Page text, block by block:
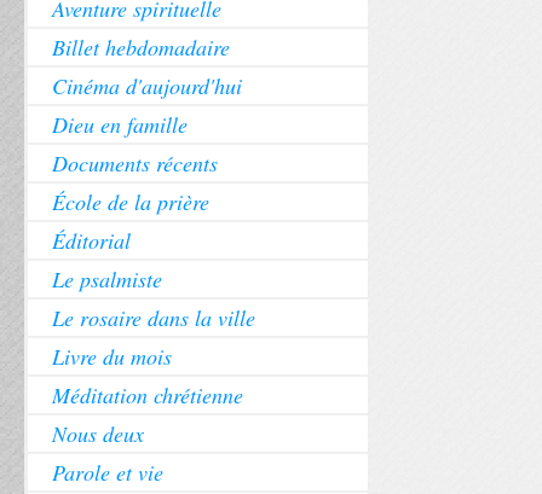
Aventure spirituelle
Billet hebdomadaire
Cinéma d'aujourd'hui
Dieu en famille
Documents récents
École de la prière
Éditorial
Le psalmiste
Le rosaire dans la ville
Livre du mois
Méditation chrétienne
Nous deux
Parole et vie